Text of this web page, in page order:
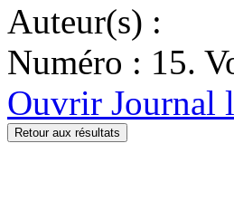
Auteur(s) :
Numéro : 15.
Ouvrir Journal
Retour aux résultats